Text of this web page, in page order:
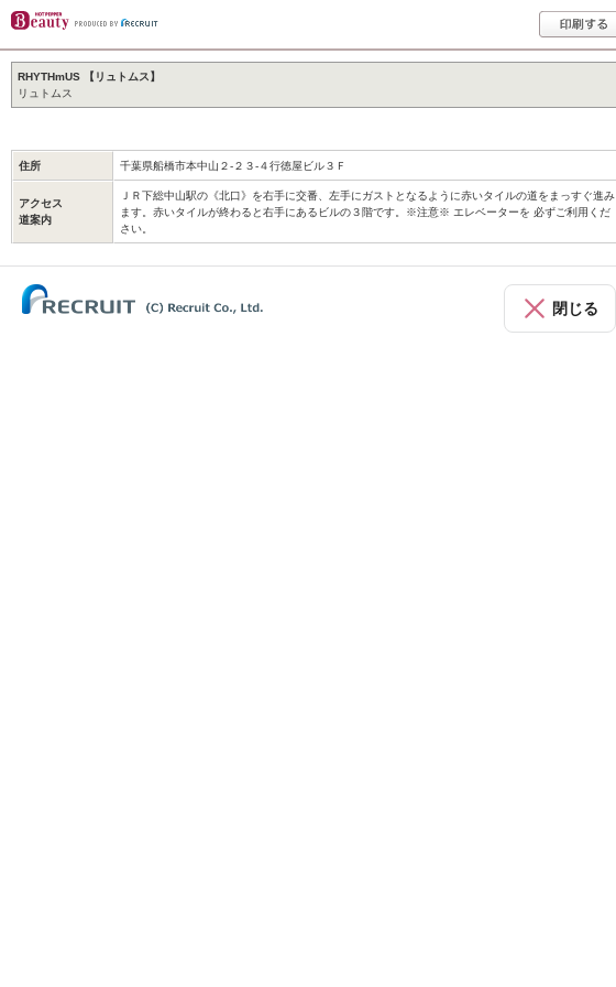
RHYTHmUS 【リュトムス】
リュトムス
住所 千葉県船橋市本中山２‐２３‐４行徳屋ビル３Ｆ
アクセス
道案内
ＪＲ下総中山駅の《北口》を右手に交番、左手にガストとなるように赤いタイルの道をまっすぐ進み
ます。赤いタイルが終わると右手にあるビルの３階です。※注意※ エレベーターを 必ずご利用くだ
さい。
閉じる